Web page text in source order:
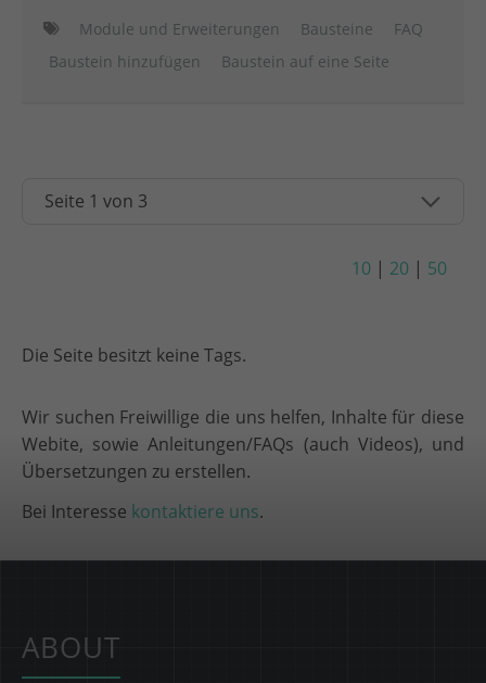
Module und Erweiterungen Bausteine
FAQ
Baustein hinzufügen
Baustein auf eine Seite
10 | 20 | 50
Die Seite besitzt keine Tags.
Wir suchen Freiwillige die uns helfen, Inhalte für diese
Webite, sowie Anleitungen/FAQs (auch Videos), und
Übersetzungen zu erstellen.
Bei Interesse kontaktiere uns.
ABOUT